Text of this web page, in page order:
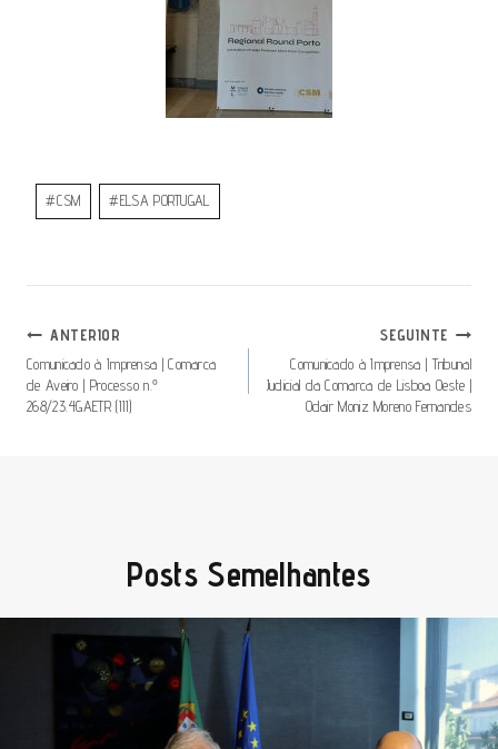
#CSM #ELSA PORTUGAL
ANTERIOR
Comunicado à Imprensa | Comarca
de Aveiro | Processo n.º
268/23.4GAETR (III)
SEGUINTE
Comunicado à Imprensa | Tribunal
Judicial da Comarca de Lisboa Oeste |
Odair Moniz Moreno Fernandes
Posts Semelhantes